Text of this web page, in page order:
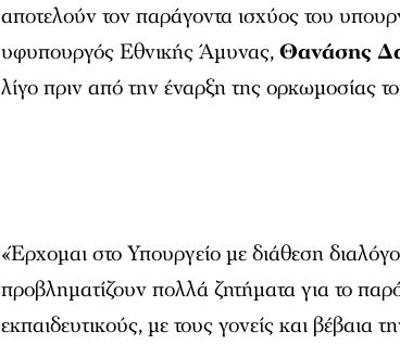
αποτελούν τον παράγοντα ισχύος του
υφυπουργός Εθνικής Άμυνας,Θανάσης
λίγο πριν από την έναρξη της ορκωμοσίας
«Έρχομαι στο Υπουργείο με διάθεση
προβληματίζουν πολλά ζητήματα για το
εκπαιδευτικούς, με τους γονείς και βέβαια